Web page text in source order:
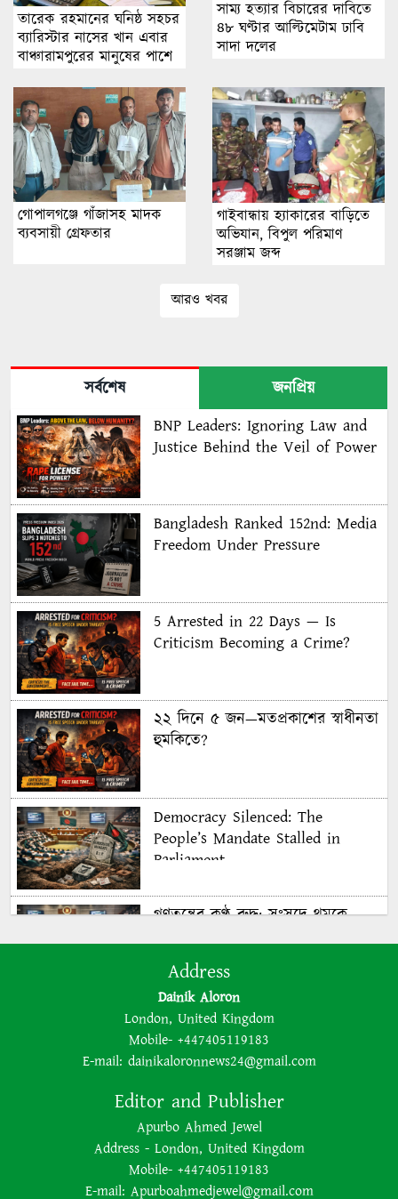
তারেক রহমানের ঘনিষ্ঠ সহচর
ব্যারিস্টার নাসের খান এবার
বাঞ্চারামপুরের মানুষের পাশে
সাম্য হত্যার বিচারের দা‌বি‌তে
৪৮ ঘণ্টার আ‌ল্টি‌মেটাম ঢাবি
সাদা দ‌লের
গোপালগঞ্জে গাঁজাসহ মাদক
ব্যবসায়ী গ্রেফতার
গাইবান্ধায় হ্যাকারের বাড়িতে
অভিযান, বিপুল পরিমাণ
সরঞ্জাম জব্দ
আরও খবর
সর্বশেষ
জনপ্রিয়
BNP Leaders: Ignoring Law and
Justice Behind the Veil of Power
Bangladesh Ranked 152nd: Media
Freedom Under Pressure
5 Arrested in 22 Days — Is
Criticism Becoming a Crime?
২২ দিনে ৫ জন—মতপ্রকাশের স্বাধীনতা
হুমকিতে?
Democracy Silenced: The
People’s Mandate Stalled in
Parliament
গণতন্ত্রের কণ্ঠ রুদ্ধ: সংসদে থমকে
The BNP is disregarding
democracy out of a lust for
power
ক্ষমতার লোভে গণতন্ত্রকে উপেক্ষা
করছে বিএনপি
Address
Dainik Aloron
London, United Kingdom
Mobile- +447405119183
E-mail: dainikaloronnews24@gmail.com
Editor and Publisher
Apurbo Ahmed Jewel
Address - London, United Kingdom
Mobile- +447405119183
E-mail: Apurboahmedjewel@gmail.com